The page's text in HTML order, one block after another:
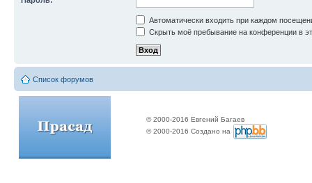
Автоматически входить при каждом
Скрыть моё пребывание на конференции в
Список форумов
© 2000-2016 Евгений Багаев
© 2000-2016 Создано на